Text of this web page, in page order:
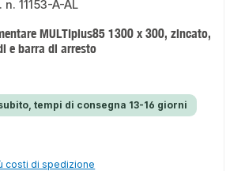
MULTIplus85 1300 x 300, zincato,
e barra di arresto
tempi di consegna 13-16 giorni
costi di spedizione